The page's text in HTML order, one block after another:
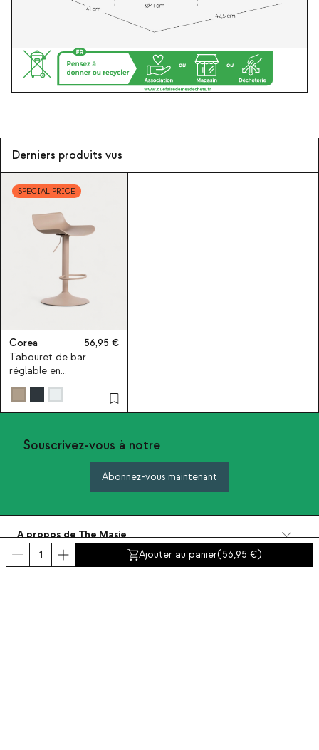
Ajouter au panier(56,95 )
Derniers produits vus
SPECIAL PRICE
Corea
56,95
Tabouret de bar
réglable en
polyéthylène et métal
Souscrivez-vous à notre
Abonnez-vous maintenant
A propos de The Masie
Catégories
Contact et aide